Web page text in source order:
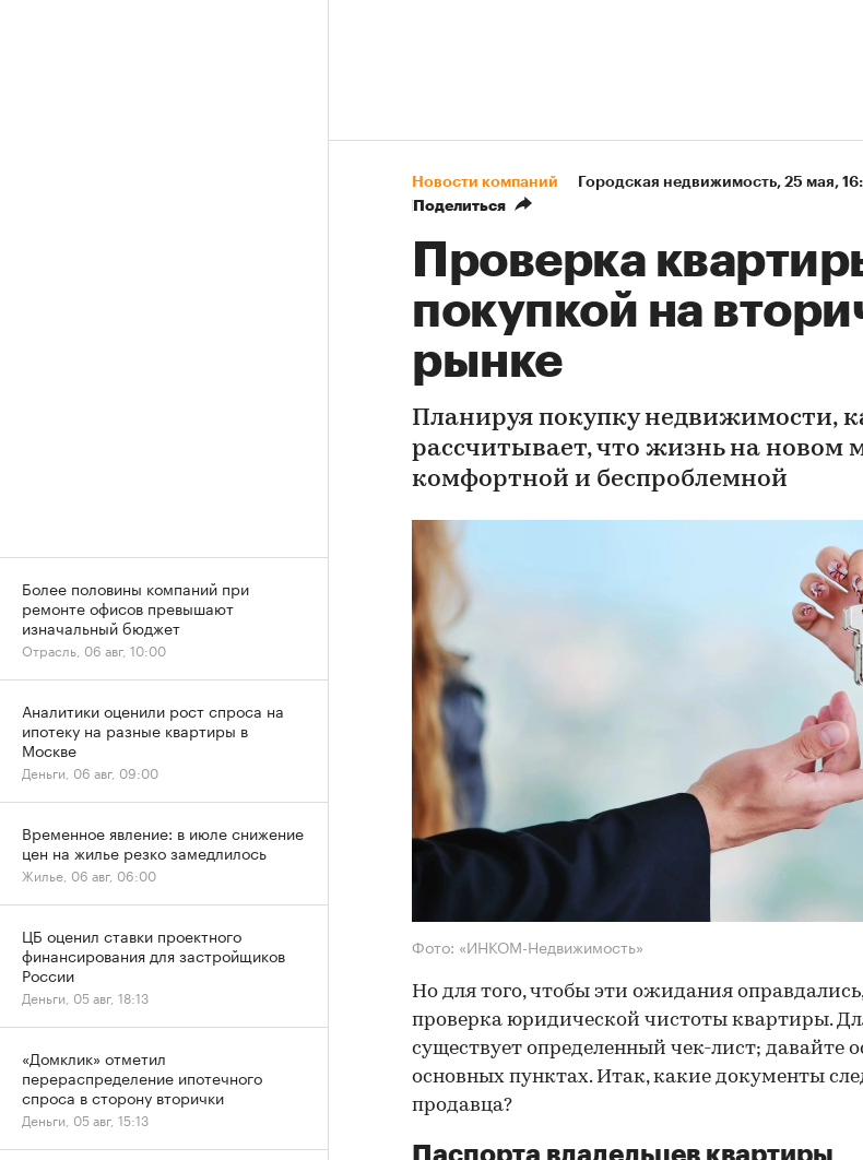
Новости компаний Городская недвижимость⁠, 25 мая,
Поделиться
Проверка
покупкой на
рынке
Планируя покупку недвижимости,
рассчитывает, что жизнь на новом
комфортной и беспроблемной
Фото: «ИНКОМ-Недвижимость»
Но для того, чтобы эти ожидания
проверка юридической чистоты квартиры.
существует определенный чек-лист; давайте
основных пунктах. Итак, какие документы
продавца?
Паспорта владельцев квартиры
Более половины компаний при
ремонте офисов превышают
изначальный бюджет
Отрасль, 06 авг, 10:00
Аналитики оценили рост спроса на
ипотеку на разные квартиры в
Москве
Деньги, 06 авг, 09:00
Временное явление: в июле снижение
цен на жилье резко замедлилось
Жилье, 06 авг, 06:00
ЦБ оценил ставки проектного
финансирования для застройщиков
России
Деньги, 05 авг, 18:13
«Домклик» отметил
перераспределение ипотечного
спроса в сторону вторички
Деньги, 05 авг, 15:13